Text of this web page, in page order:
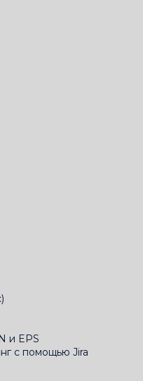
и EPS
с помощью Jira